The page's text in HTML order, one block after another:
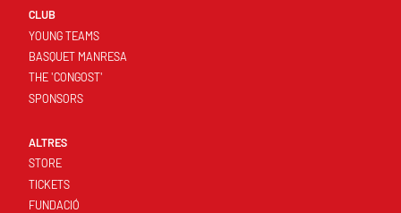
CLUB
YOUNG TEAMS
BASQUET MANRESA
THE 'CONGOST'
SPONSORS
ALTRES
STORE
TICKETS
FUNDACIÓ